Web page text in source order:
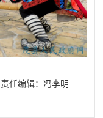
责任编辑：冯李明